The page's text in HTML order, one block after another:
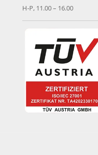
H-P, 11.00 – 16.00